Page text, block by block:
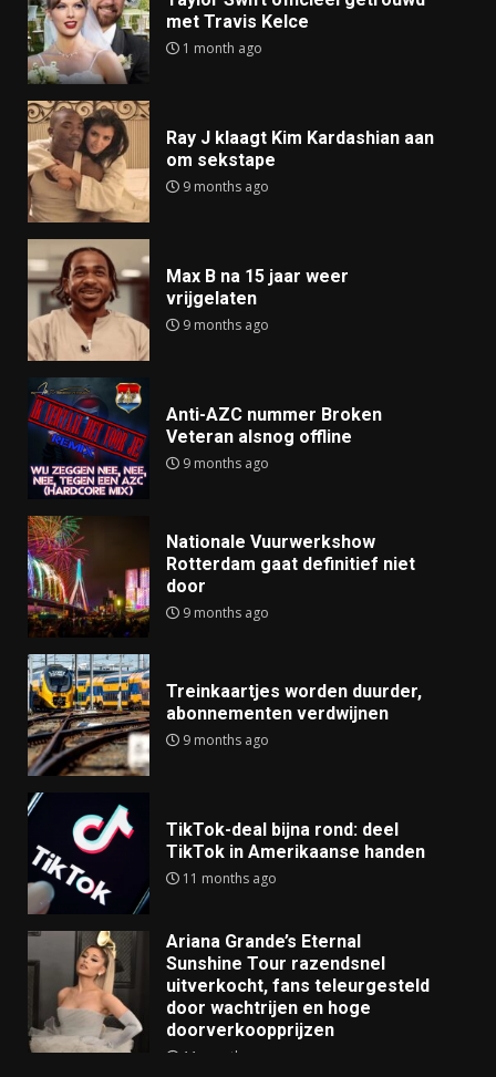
met Travis Kelce
1 month ago
Ray J klaagt Kim Kardashian aan
om sekstape
9 months ago
Max B na 15 jaar weer
vrijgelaten
9 months ago
Anti-AZC nummer Broken
Veteran alsnog offline
9 months ago
Nationale Vuurwerkshow
Rotterdam gaat definitief niet
door
9 months ago
Treinkaartjes worden duurder,
abonnementen verdwijnen
9 months ago
TikTok-deal bijna rond: deel
TikTok in Amerikaanse handen
11 months ago
Ariana Grande’s Eternal
Sunshine Tour razendsnel
uitverkocht, fans teleurgesteld
door wachtrijen en hoge
doorverkoopprijzen
11 months ago